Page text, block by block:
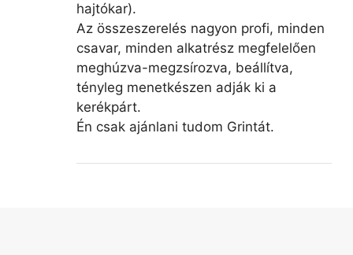
hajtókar).
Az összeszerelés nagyon profi, minden
csavar, minden alkatrész megfelelően
meghúzva-megzsírozva, beállítva,
tényleg menetkészen adják ki a
kerékpárt.
Én csak ajánlani tudom Grintát.